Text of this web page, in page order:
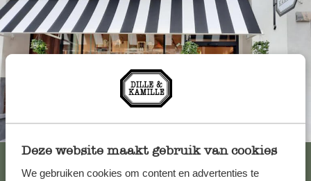
Deze website maakt gebruik van cookies
We gebruiken cookies om content en advertenties te
Altijd in de buurt
Bekijk alle 62 winkels